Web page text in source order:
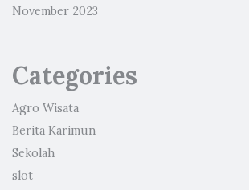
November 2023
Categories
Agro Wisata
Berita Karimun
Sekolah
slot